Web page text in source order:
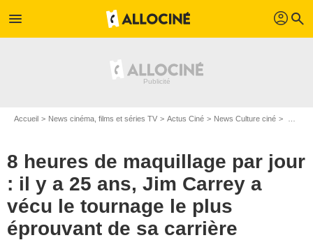
menu profil search
Accueil News cinéma, films et séries TV Actus Ciné News Culture ciné
8 heures de maquillage par jour
: il y a 25 ans, Jim Carrey a
vécu le tournage le plus
éprouvant de sa carrière